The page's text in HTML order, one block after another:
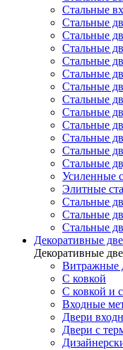
Стальные
Стальные
Стальные
Стальные
Стальные
Стальные
Стальные
Стальные
Стальные
Стальные
Стальные
Стальные
Стальные
Усиленные
Элитные
Стальные
Стальные
Стальные
Декоративные
Декоративные
Витражные
С ковкой
С ковкой и
Входные
Двери
Двери с